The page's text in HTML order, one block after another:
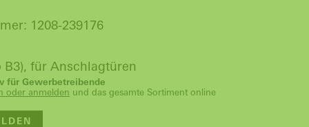
1208-239176
B3), für Anschlagtüren
für Gewerbetreibende
oder anmelden und das gesamte Sortiment online